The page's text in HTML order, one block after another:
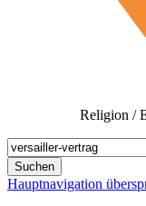
Religion /
Hauptnavigation